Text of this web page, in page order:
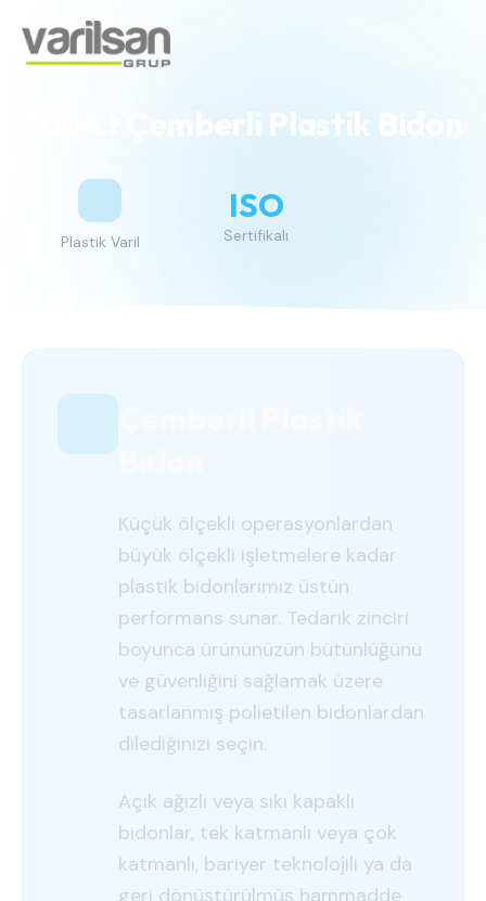
200 Lt Çemberli Plastik Bidon
Plastik Varil
ISO
Sertifikalı
Küçük ölçekli operasyonlardan
büyük ölçekli işletmelere kadar
plastik bidonlarımız üstün
performans sunar. Tedarik zinciri
boyunca ürününüzün bütünlüğünü
ve güvenliğini sağlamak üzere
tasarlanmış polietilen bidonlardan
dilediğinizi seçin.
Açık ağızlı veya sıkı kapaklı
bidonlar, tek katmanlı veya çok
katmanlı, bariyer teknolojili ya da
geri dönüştürülmüş hammadde